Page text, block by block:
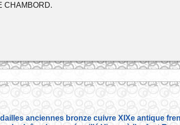
CHAMBORD.
anciennes bronze cuivre XIXe antique